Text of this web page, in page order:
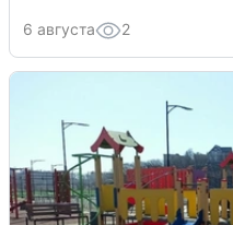
6 августа 2